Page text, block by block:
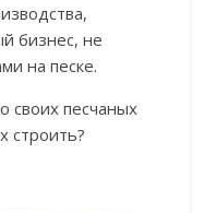
бизнес, не
на песке.
своих песчаных
строить?